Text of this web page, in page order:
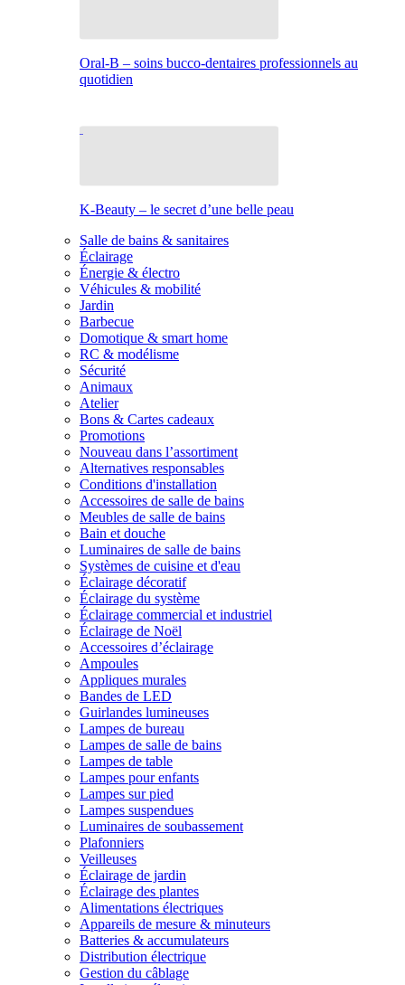
Oral-B – soins bucco-dentaires professionnels au
quotidien
K-Beauty – le secret d’une belle peau
Salle de bains & sanitaires
Éclairage
Énergie & électro
Véhicules & mobilité
Jardin
Barbecue
Domotique & smart home
RC & modélisme
Sécurité
Animaux
Atelier
Bons & Cartes cadeaux
Promotions
Nouveau dans l’assortiment
Alternatives responsables
Conditions d'installation
Accessoires de salle de bains
Meubles de salle de bains
Bain et douche
Luminaires de salle de bains
Systèmes de cuisine et d'eau
Éclairage décoratif
Éclairage du système
Éclairage commercial et industriel
Éclairage de Noël
Accessoires d’éclairage
Ampoules
Appliques murales
Bandes de LED
Guirlandes lumineuses
Lampes de bureau
Lampes de salle de bains
Lampes de table
Lampes pour enfants
Lampes sur pied
Lampes suspendues
Luminaires de soubassement
Plafonniers
Veilleuses
Éclairage de jardin
Éclairage des plantes
Alimentations électriques
Appareils de mesure & minuteurs
Batteries & accumulateurs
Distribution électrique
Gestion du câblage